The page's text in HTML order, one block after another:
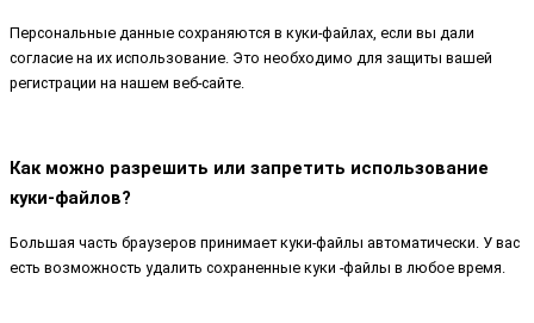
Персональные данные сохраняются в куки-файлах, если вы дали
согласие на их использование. Это необходимо для защиты вашей
регистрации на нашем веб-сайте.
Как можно разрешить или запретить использование
куки-файлов?
Большая часть браузеров принимает куки-файлы автоматически. У вас
есть возможность удалить сохраненные куки -файлы в любое время.